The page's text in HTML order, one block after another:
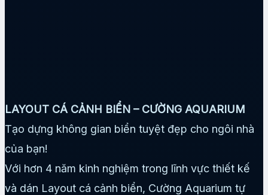
LAYOUT CÁ CẢNH BIỂN – CƯỜNG AQUARIUM
Tạo dựng không gian biển tuyệt đẹp cho ngôi nhà
của bạn!
Với hơn 4 năm kinh nghiệm trong lĩnh vực thiết kế
và dán Layout cá cảnh biển, Cường Aquarium tự